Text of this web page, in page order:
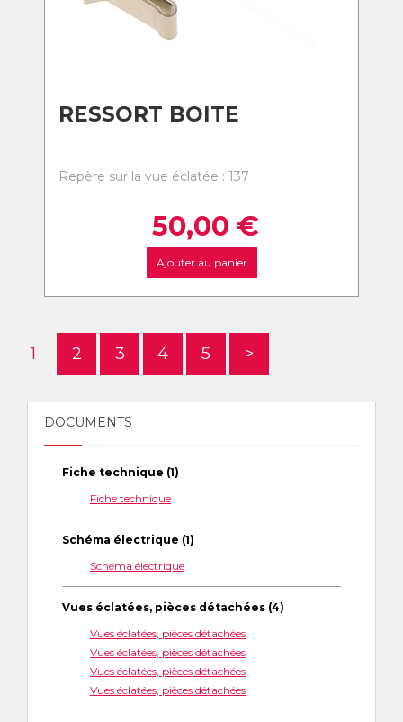
RESSORT BOITE
Repère sur la vue éclatée : 137
50,00 €
Ajouter au panier
1 2 3 4 5 >
DOCUMENTS
Fiche technique (1)
Fiche technique
Schéma électrique (1)
Schéma électrique
Vues éclatées, pièces détachées (4)
Vues éclatées, pièces détachées
Vues éclatées, pièces détachées
Vues éclatées, pièces détachées
Vues éclatées, pièces détachées